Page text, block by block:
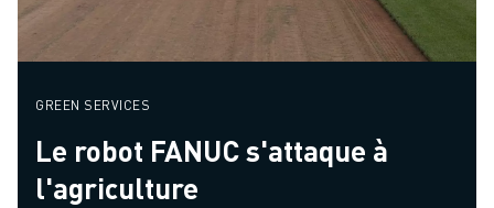
GREEN SERVICES
Le robot FANUC s'attaque à
l'agriculture